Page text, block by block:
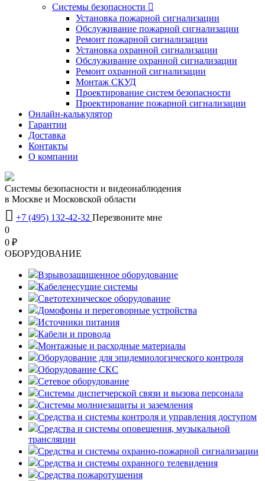
Системы безопасности 
Установка пожарной сигнализации
Обслуживание пожарной сигнализации
Ремонт пожарной сигнализации
Установка охранной сигнализации
Обслуживание охранной сигнализации
Ремонт охранной сигнализации
Монтаж СКУД
Проектирование систем безопасности
Проектирование пожарной сигнализации
Онлайн-калькулятор
Гарантии
Доставка
Контакты
О компании
Системы безопасности и видеонаблюдения
в Москве и Московской области
 +7 (495) 132-42-32 Перезвоните мне
0
0 ₽
OБОРУДОВАНИЕ
Взрывозащищенное оборудование
Кабеленесущие системы
Светотехническое оборудование
Домофоны и переговорные устройства
Источники питания
Кабели и провода
Монтажные и расходные материалы
Оборудование для эпидемиологического контроля
Оборудование СКС
Сетевое оборудование
Системы диспетчерской связи и вызова персонала
Системы молниезащиты и заземления
Средства и системы контроля и управления доступом
Средства и системы оповещения, музыкальной
трансляции
Средства и системы охранно-пожарной сигнализации
Средства и системы охранного телевидения
Средства пожаротушения